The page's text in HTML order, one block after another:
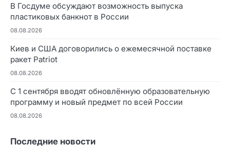
В Госдуме обсуждают возможность выпуска
пластиковых банкнот в России
08.08.2026
Киев и США договорились о ежемесячной поставке
ракет Patriot
08.08.2026
С 1 сентября вводят обновлённую образовательную
программу и новый предмет по всей России
08.08.2026
Последние новости